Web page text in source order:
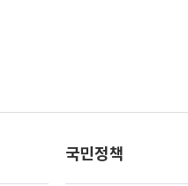
국민정책